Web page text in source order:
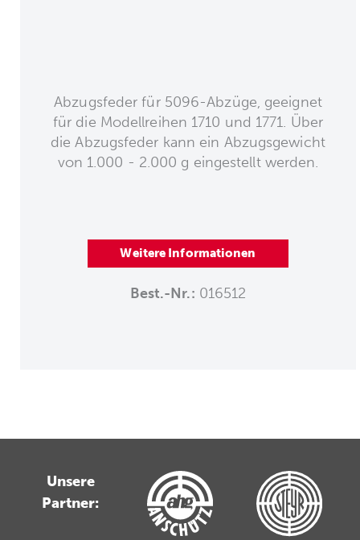
Abzugsfeder für 5096-Abzüge, geeignet
für die Modellreihen 1710 und 1771. Über
die Abzugsfeder kann ein Abzugsgewicht
von 1.000 - 2.000 g eingestellt werden.
Weitere Informationen
Best.-Nr.: 016512
Unsere
Partner: